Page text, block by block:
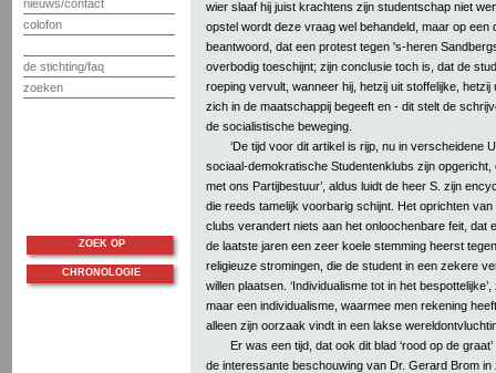
nieuws/contact
colofon
de stichting/faq
zoeken
wier slaaf hij juist krachtens zijn studentschap niet
opstel wordt deze vraag wel behandeld, maar op een
beantwoord, dat een protest tegen 's-heren
overbodig toeschijnt; zijn conclusie toch is, dat de
roeping vervult, wanneer hij, hetzij uit stoffelijke, hetzij
zich in de maatschappij begeeft en - dit stelt de
de socialistische beweging.
‘De tijd voor dit artikel is rijp, nu in verscheidene
sociaal-demokratische Studentenklubs zijn opgericht,
met ons Partijbestuur’, aldus luidt de heer S. zijn
die reeds tamelijk voorbarig schijnt. Het oprichten
clubs verandert niets aan het onloochenbare feit, dat
de laatste jaren een zeer koele stemming heerst
religieuze stromingen, die de student in een zekere
willen plaatsen. ‘Individualisme tot in het
maar een individualisme, waarmee men rekening
alleen zijn oorzaak vindt in een lakse
Er was een tijd, dat ook dit blad ‘rood op de
de interessante beschouwing van Dr. Gerard Brom
ZOEK OP
CHRONOLOGIE